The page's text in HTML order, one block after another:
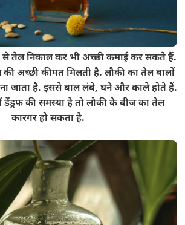
से तेल निकाल कर भी अच्छी कमाई कर सकते हैं.
अच्छी कीमत मिलती है. लौकी का तेल बालों
जाता है. इससे बाल लंबे, घने और काले होते हैं.
की समस्या है तो लौकी के बीज का तेल
कारगर हो सकता है.